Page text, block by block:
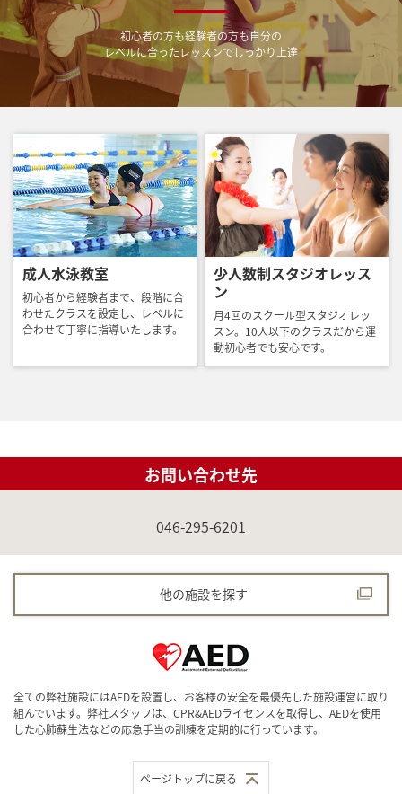
初心者の方も経験者の方も自分の
レベルに合ったレッスンでしっかり上達
成人水泳教室
初心者から経験者まで、段階に合
わせたクラスを設定し、レベルに
合わせて丁寧に指導いたします。
少人数制スタジオレッス
ン
月4回のスクール型スタジオレッ
スン。10人以下のクラスだから運
動初心者でも安心です。
お問い合わせ先
046-295-6201
他の施設を探す
全ての弊社施設にはAEDを設置し、お客様の安全を最優先した施設運営に取り
組んでいます。弊社スタッフは、CPR&AEDライセンスを取得し、AEDを使用
した心肺蘇生法などの応急手当の訓練を定期的に行っています。
ページトップに戻る